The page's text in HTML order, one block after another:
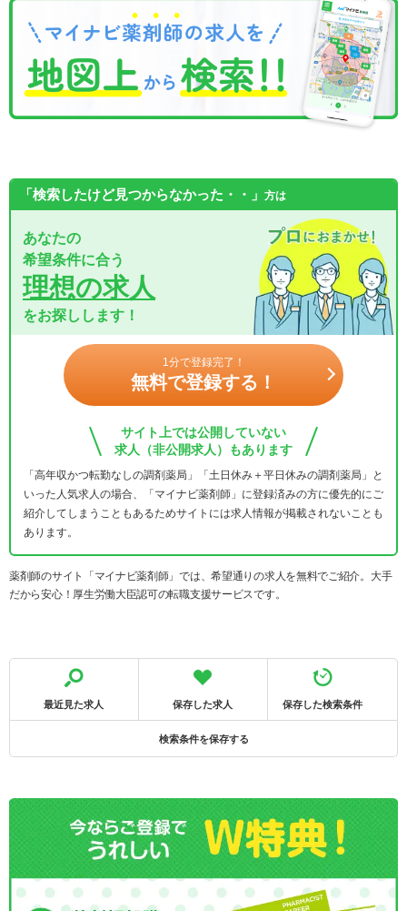
「検索したけど見つからなかった・・」 方は
あなたの
希望条件に合う
理想の求人
をお探しします！
1分で登録完了！
無料で登録する！
サイト上では公開していない
求人（非公開求人）もあります
「高年収かつ転勤なしの調剤薬局」「土日休み＋平日休みの調剤薬局」と
いった人気求人の場合、「マイナビ薬剤師」に登録済みの方に優先的にご
紹介してしまうこともあるためサイトには求人情報が掲載されないことも
あります。
薬剤師のサイト「マイナビ薬剤師」では、希望通りの求人を無料でご紹介。大手
だから安心！厚生労働大臣認可の転職支援サービスです。
最近見た求人 保存した求人 保存した検索条件
検索条件を保存する